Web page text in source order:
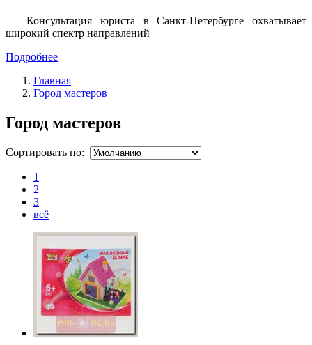
Консультация юриста в Санкт-Петербурге охватывает
широкий спектр направлений
Подробнее
Главная
Город мастеров
Город мастеров
Сортировать по:
1
2
3
всё